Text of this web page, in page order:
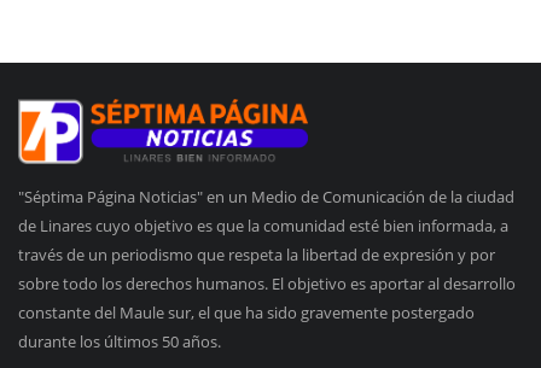
"Séptima Página Noticias" en un Medio de Comunicación de la ciudad
de Linares cuyo objetivo es que la comunidad esté bien informada, a
través de un periodismo que respeta la libertad de expresión y por
sobre todo los derechos humanos. El objetivo es aportar al desarrollo
constante del Maule sur, el que ha sido gravemente postergado
durante los últimos 50 años.